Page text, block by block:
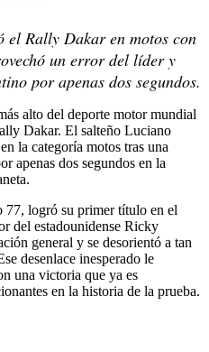
el Rally Dakar en motos con
un error del líder y
por apenas dos segundos.
alto del deporte motor mundial
Dakar. El salteño Luciano
la categoría motos tras una
apenas dos segundos en la
77, logró su primer título en el
del estadounidense Ricky
general y se desorientó a tan
desenlace inesperado le
una victoria que ya es
en la historia de la prueba.